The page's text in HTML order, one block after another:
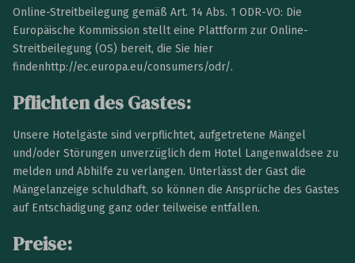
Online-Streitbeilegung gemäß Art. 14 Abs. 1 ODR-VO: Die
Europäische Kommission stellt eine Plattform zur Online-
Streitbeilegung (OS) bereit, die Sie hier
findenhttp://ec.europa.eu/consumers/odr/.
Pflichten des Gastes:
Unsere Hotelgäste sind verpflichtet, aufgetretene Mängel
und/oder Störungen unverzüglich dem Hotel Langenwaldsee zu
melden und Abhilfe zu verlangen. Unterlässt der Gast die
Mängelanzeige schuldhaft, so können die Ansprüche des Gastes
auf Entschädigung ganz oder teilweise entfallen.
Preise: